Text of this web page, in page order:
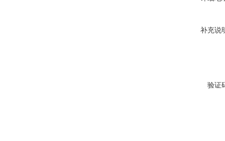
补充说
验证